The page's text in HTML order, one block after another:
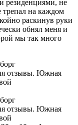
резиденциями, не
трепал на каждом
раскинув руки
обнял меня и
мы так много